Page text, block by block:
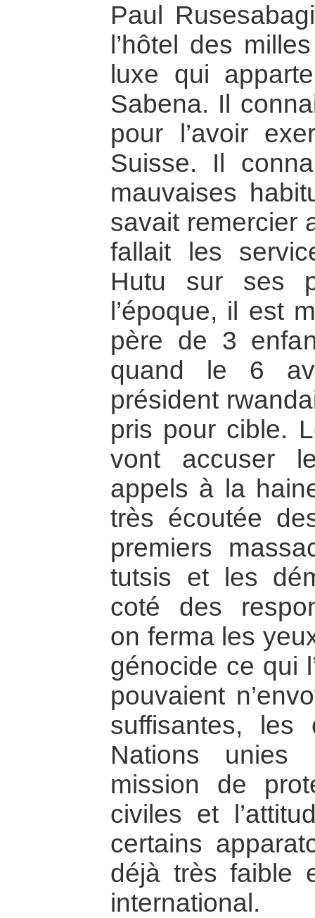
Paul
l’hôtel des
luxe qui
Sabena. Il
pour l’avoir
Suisse. Il
mauvaises
savait remercier
fallait les
Hutu sur ses
l’époque, il est
père de 3
quand le 6
président
pris pour cible.
vont accuser
appels à la
très écoutée
premiers
tutsis et les
coté des
on ferma les
génocide ce qui
pouvaient
suffisantes, les
Nations unies
mission de
civiles et
certains
déjà très faible
international.